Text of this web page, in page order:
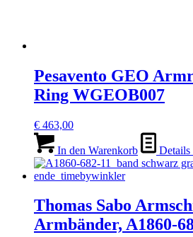
Pesavento GEO
Ring WGEOB007
€ 463,00
In den Warenkorb Details
Thomas Sabo
Armbänder, A1860-